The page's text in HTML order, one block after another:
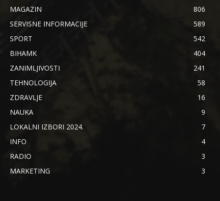
MAGAZIN
806
SERVISNE INFORMACIJE
589
SPORT
542
BIHAMK
404
ZANIMLJIVOSTI
241
TEHNOLOGIJA
58
ZDRAVLJE
16
NAUKA
9
LOKALNI IZBORI 2024.
7
INFO
4
RADIO
3
MARKETING
3